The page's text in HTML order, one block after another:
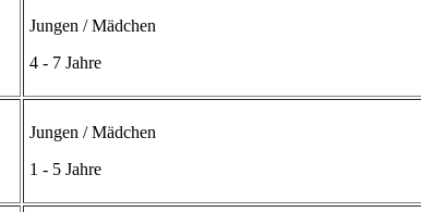
Jungen / Mädchen
4 - 7 Jahre
Jungen / Mädchen
1 - 5 Jahre